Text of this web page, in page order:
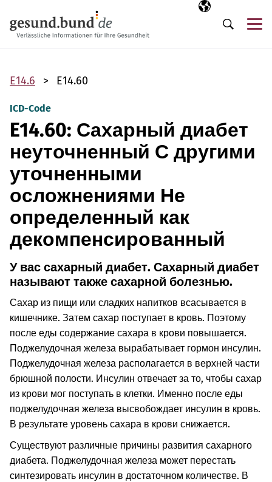
Выбранный
RU
Поиск
E14.6 E14.60
ICD-Code
E14.60: Сахарный диабет
неуточненный С другими
уточненными
осложнениями Не
определенный как
декомпенсированный
У вас сахарный диабет. Сахарный диабет
называют также сахарной болезнью.
Сахар из пищи или сладких напитков всасывается в
кишечнике. Затем сахар поступает в кровь. Поэтому
после еды содержание сахара в крови повышается.
Поджелудочная железа вырабатывает гормон инсулин.
Поджелудочная железа располагается в верхней части
брюшной полости. Инсулин отвечает за то, чтобы сахар
из крови мог поступать в клетки. Именно после еды
поджелудочная железа высвобождает инсулин в кровь.
В результате уровень сахара в крови снижается.
Существуют различные причины развития сахарного
диабета. Поджелудочная железа может перестать
синтезировать инсулин в достаточном количестве. В